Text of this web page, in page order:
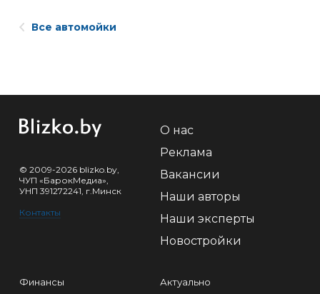
Все автомойки
© 2009-2026 blizko.by,
ЧУП «БарокМедиа»,
УНП 391272241, г.Минск
Контакты
О нас
Реклама
Вакансии
Наши авторы
Наши эксперты
Новостройки
Финансы
Актуально